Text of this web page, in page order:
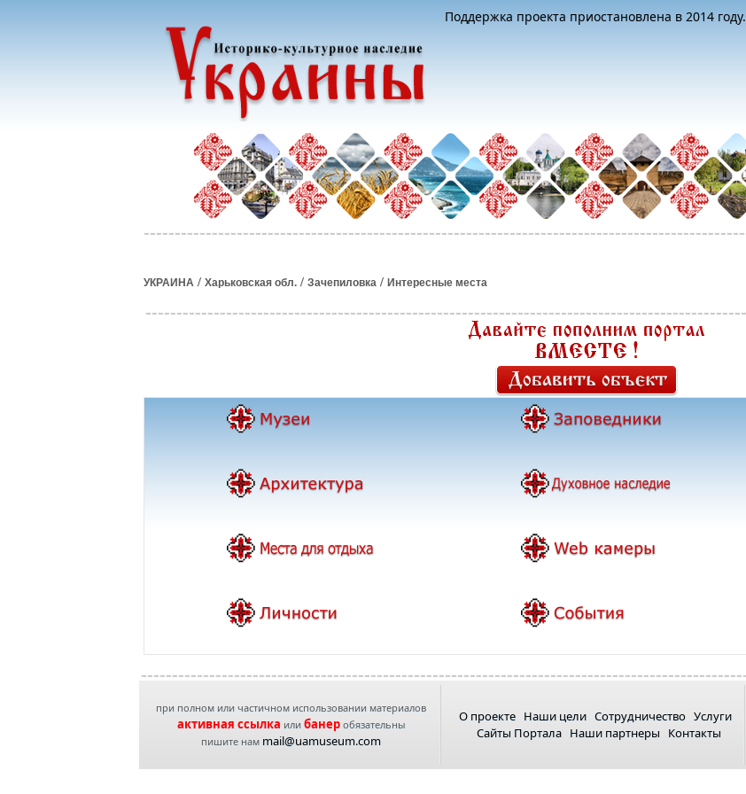
Поддержка проекта приостановлена в 2014 году.
УКРАИНА / Харьковская обл. / Зачепиловка / Интересные места
при полном или частичном использовании материалов
активная ссылка или банеробязательны
пишите нам mail@uamuseum.com
О проекте Наши цели Сотрудничество Услуги
Сайты Портала Наши партнеры Контакты